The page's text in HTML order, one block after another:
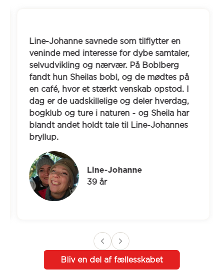
Line-Johanne savnede som tilflytter en
veninde med interesse for dybe samtaler,
selvudvikling og nærvær. På Boblberg
fandt hun Sheilas bobl, og de mødtes på
en café, hvor et stærkt venskab opstod. I
dag er de uadskillelige og deler hverdag,
bogklub og ture i naturen - og Sheila har
blandt andet holdt tale til Line-Johannes
bryllup.
Line-Johanne
39 år
Bliv en del af fællesskabet